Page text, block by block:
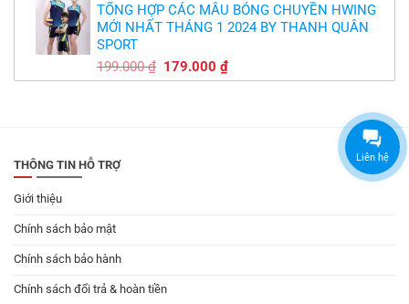
là:
179.000 ₫.
tại
là:
TỔNG HỢP CÁC MẪU BÓNG CHUYỀN HWING
MỚI NHẤT THÁNG 1 2024 BY THANH QUÂN
SPORT
199.000₫ Giá
gốc
179.000₫Giá
hiện
THÔNG TIN HỖ TRỢ
Giới thiệu
Chính sách bảo mật
Chính sách bảo hành
Chính sách đổi trả & hoàn tiền
Liên hệ